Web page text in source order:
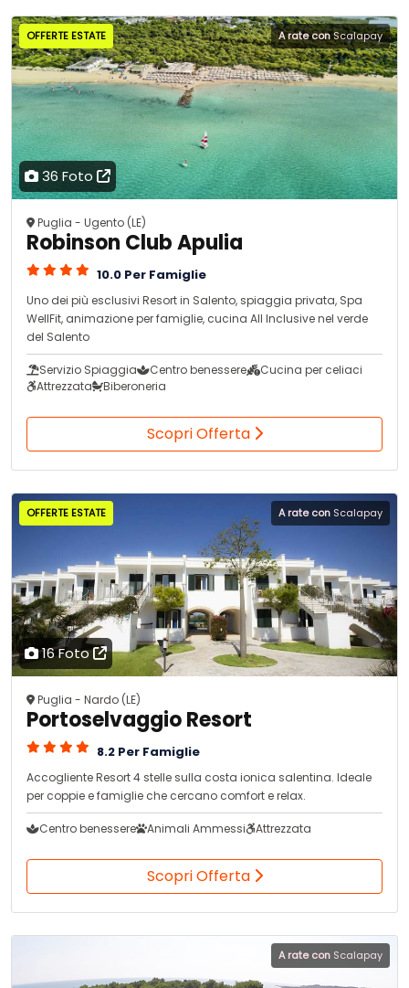
36 Foto
OFFERTE ESTATE A rate conScalapay
Puglia - Ugento (LE)
Robinson Club Apulia
10.0 Per Famiglie
Uno dei più esclusivi Resort in Salento, spiaggia privata, Spa
WellFit, animazione per famiglie, cucina All Inclusive nel verde
del Salento
Servizio Spiaggia Centro benessere
Cucina per celiaci
Attrezzata
Biberoneria
Scopri Offerta
16 Foto
OFFERTE ESTATE A rate con Scalapay
Puglia - Nardo (LE)
Portoselvaggio Resort
8.2 Per Famiglie
Accogliente Resort 4 stelle sulla costa ionica salentina. Ideale
per coppie e famiglie che cercano comfort e relax.
Centro benessere Animali Ammessi Attrezzata
Scopri Offerta
A rate con Scalapay